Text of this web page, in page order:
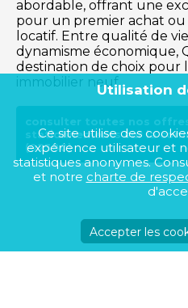
abordable, offrant une
pour un premier achat
locatif. Entre qualité de
dynamisme économique,
destination de choix pour
immobilier neuf.
consulter toutes nos
stationnements sur la
(02380)
Utilisation
Ce site utilise des
expérience utilisateur et
statistiques anonymes.
et notre charte de
Accepter les